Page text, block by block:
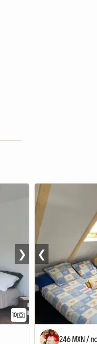
10
❯ ❮
246 MXN /